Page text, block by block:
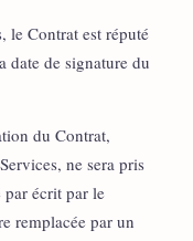
le Contrat est réputé
date de signature du
du Contrat,
ne sera pris
par écrit par le
remplacée par un